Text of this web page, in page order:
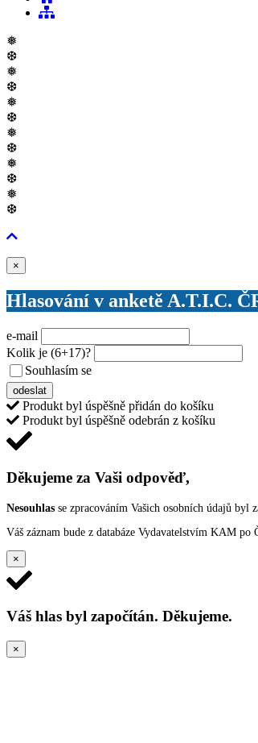
❅
❆
❅
❆
❅
❆
❅
❆
❅
❆
❅
❆
×
Hlasování v anketě A.T.I.C.
e-mail
Kolik je (6+17)?
Souhlasím se
odeslat
Produkt byl úspěšně přidán do košíku
Produkt byl úspěšně odebrán z košíku
Děkujeme za Vaši odpověď,
Nesouhlas se zpracováním Vašich osobních údajů byl
Váš záznam bude z databáze Vydavatelstvím KAM po
×
Váš hlas byl započítán. Děkujeme.
×